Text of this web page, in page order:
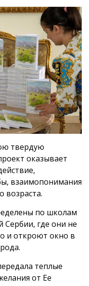
твердую
оказывает
взаимопонимания
возраста.
по школам
Сербии, где они не
и откроют окно в
теплые
от Ее